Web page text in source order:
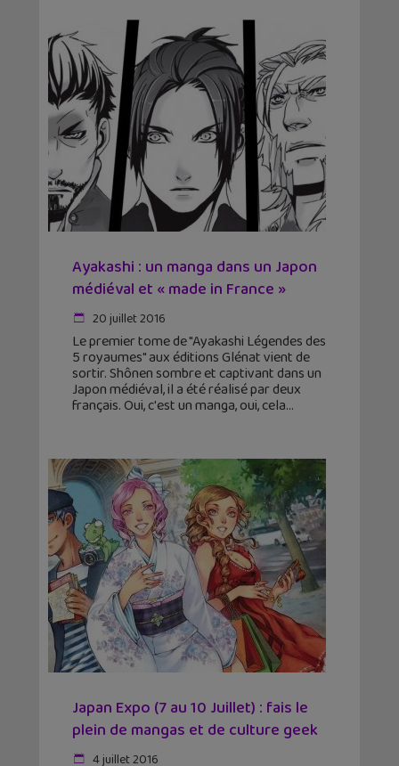
Ayakashi : un manga dans un Japon
médiéval et « made in France »
20 juillet 2016
Le premier tome de "Ayakashi Légendes des
5 royaumes" aux éditions Glénat vient de
sortir. Shônen sombre et captivant dans un
Japon médiéval, il a été réalisé par deux
français. Oui, c'est un manga, oui, cela
Japan Expo (7 au 10 Juillet) : fais le
plein de mangas et de culture geek
4 juillet 2016